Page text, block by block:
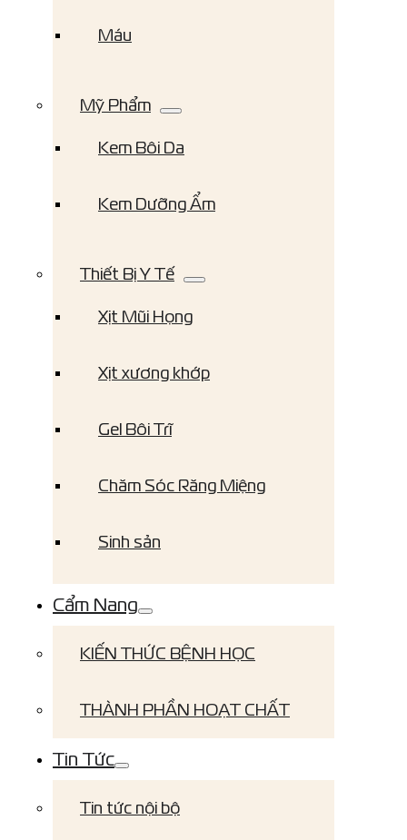
Máu
Mỹ Phẩm
Kem Bôi Da
Kem Dưỡng Ẩm
Thiết Bị Y Tế
Xịt Mũi Họng
Xịt xương khớp
Gel Bôi Trĩ
Chăm Sóc Răng Miệng
Sinh sản
Cẩm Nang
KIẾN THỨC BỆNH HỌC
THÀNH PHẦN HOẠT CHẤT
Tin Tức
Tin tức nội bộ